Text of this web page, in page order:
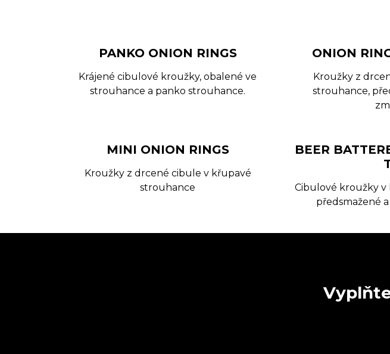
PANKO ONION RINGS
Krájené cibulové kroužky, obalené ve
strouhance a panko strouhance.
ONION
Kroužky z
strouhance,
MINI ONION RINGS
Kroužky z drcené cibule v křupavé
strouhance
BEER
Cibulové kroužky
předsmažené